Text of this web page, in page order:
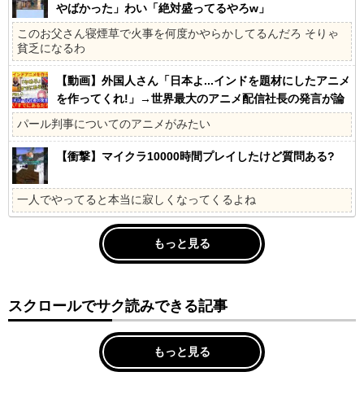
やばかった」わい「絶対盛ってるやろw」
このお父さん寝煙草で火事を何度かやらかしてるんだろ そりゃ
貧乏になるわ
【動画】外国人さん「日本よ...インドを題材にしたアニメ
を作ってくれ!」→世界最大のアニメ配信社長の発言が論
争になる!!
パール判事についてのアニメがみたい
【衝撃】マイクラ10000時間プレイしたけど質問ある?
一人でやってると本当に寂しくなってくるよね
もっと見る
スクロールでサク読みできる記事
もっと見る